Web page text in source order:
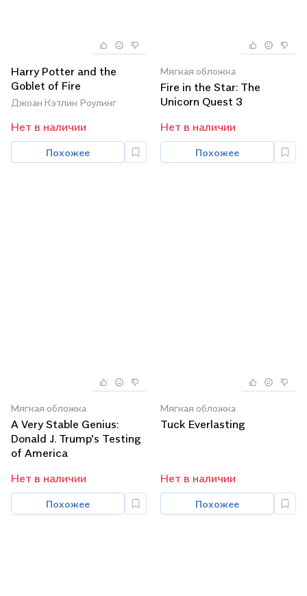
Harry Potter and the
Goblet of Fire
Джоан Кэтлин Роулинг
Нет в наличии
Похожее
Мягкая обложка
Fire in the Star: The
Unicorn Quest 3
Нет в наличии
Похожее
Мягкая обложка
A Very Stable Genius:
Donald J. Trump's Testing
of America
Нет в наличии
Похожее
Мягкая обложка
Tuck Everlasting
Нет в наличии
Похожее